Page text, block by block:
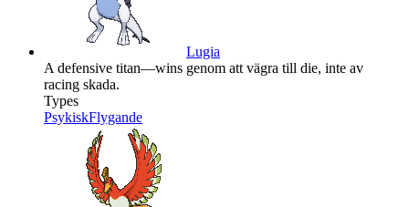
Lugia
A defensive titan—wins genom att vägra till die, inte av
racing skada.
Types
PsykiskFlygande